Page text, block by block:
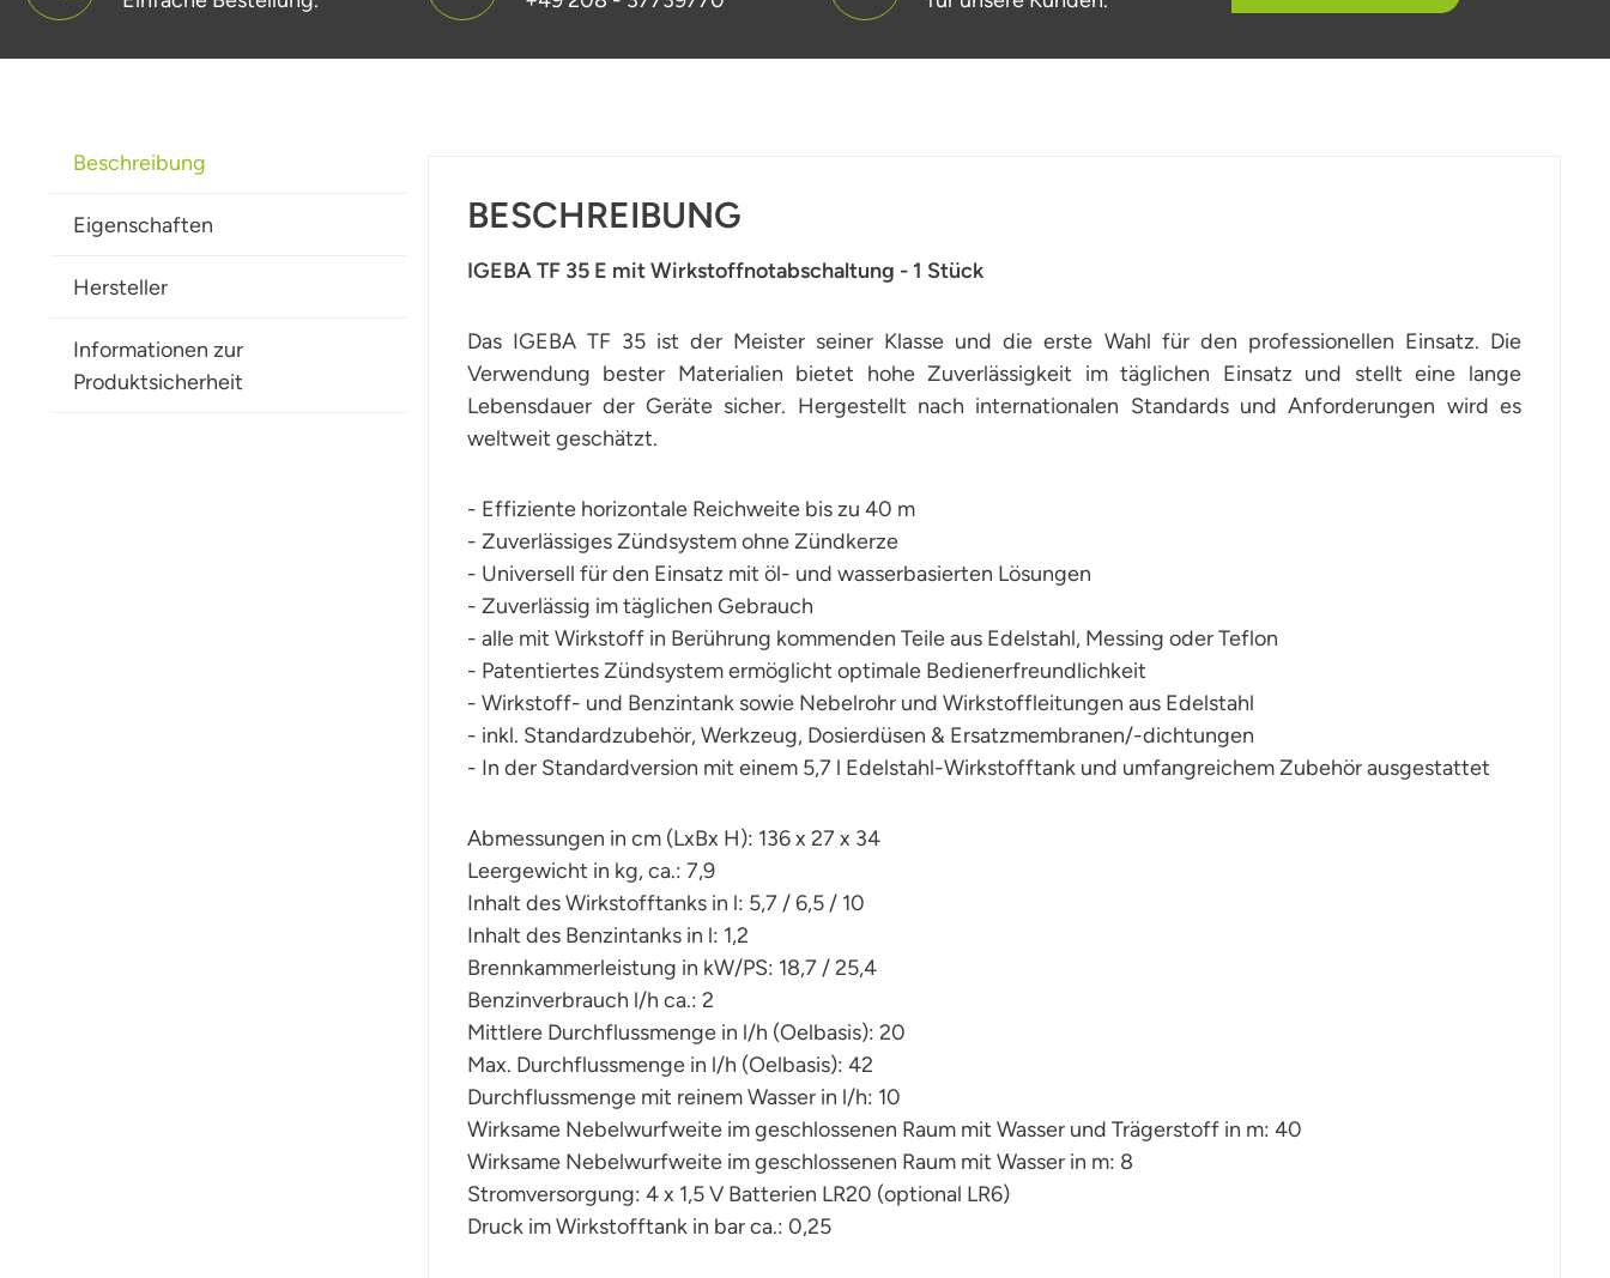
Beschreibung
Eigenschaften
Hersteller
Informationen zur
Produktsicherheit
BESCHREIBUNG
IGEBA TF 35 E mit Wirkstoffnotabschaltung - 1 Stück
Das IGEBA TF 35 ist der Meister seiner Klasse und die erste Wahl für den professionellen Einsatz. Die
Verwendung bester Materialien bietet hohe Zuverlässigkeit im täglichen Einsatz und stellt eine lange
Lebensdauer der Geräte sicher. Hergestellt nach internationalen Standards und Anforderungen wird es
weltweit geschätzt.
- Effiziente horizontale Reichweite bis zu 40 m
- Zuverlässiges Zündsystem ohne Zündkerze
- Universell für den Einsatz mit öl- und wasserbasierten Lösungen
- Zuverlässig im täglichen Gebrauch
- alle mit Wirkstoff in Berührung kommenden Teile aus Edelstahl, Messing oder Teflon
- Patentiertes Zündsystem ermöglicht optimale Bedienerfreundlichkeit
- Wirkstoff- und Benzintank sowie Nebelrohr und Wirkstoffleitungen aus Edelstahl
- inkl. Standardzubehör, Werkzeug, Dosierdüsen & Ersatzmembranen/-dichtungen
- In der Standardversion mit einem 5,7 l Edelstahl-Wirkstofftank und umfangreichem Zubehör ausgestattet
Abmessungen in cm (LxBx H): 136 x 27 x 34
Leergewicht in kg, ca.: 7,9
Inhalt des Wirkstofftanks in l: 5,7 / 6,5 / 10
Inhalt des Benzintanks in l: 1,2
Brennkammerleistung in kW/PS: 18,7 / 25,4
Benzinverbrauch l/h ca.: 2
Mittlere Durchflussmenge in l/h (Oelbasis): 20
Max. Durchflussmenge in l/h (Oelbasis): 42
Durchflussmenge mit reinem Wasser in l/h: 10
Wirksame Nebelwurfweite im geschlossenen Raum mit Wasser und Trägerstoff in m: 40
Wirksame Nebelwurfweite im geschlossenen Raum mit Wasser in m: 8
Stromversorgung: 4 x 1,5 V Batterien LR20 (optional LR6)
Druck im Wirkstofftank in bar ca.: 0,25